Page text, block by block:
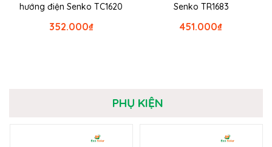
hướng điện Senko TC1620
₫
352.000
Senko TR1683
₫
451.000
PHỤ KIỆN